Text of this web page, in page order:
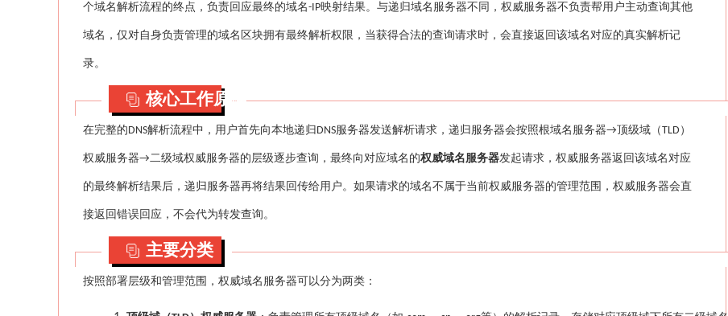
个域名解析流程的终点，负责回应最终的域名-IP映射结果。与递归域名服务器不同，权威服务器不负责帮用户主动查询其他
域名，仅对自身负责管理的域名区块拥有最终解析权限，当获得合法的查询请求时，会直接返回该域名对应的真实解析记
录。
核心工作原理
在完整的DNS解析流程中，用户首先向本地递归 DNS服务器发送解析请求，递归服务器会按照根域名服务器→顶级域（TLD）
权威服务器→二级域权威服务器的层级逐步查询，最终向对应域名的权威域名服务器发起请求，权威服务器返回该域名对应
的最终解析结果后，递归服务器再将结果回传给用户。如果请求的域名不属于当前权威服务器的管理范围，权威服务器会直
接返回错误回应，不会代为转发查询。
主要分类
按照部署层级和管理范围，权威域名服务器可以分为两类：